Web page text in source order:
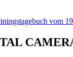
vom